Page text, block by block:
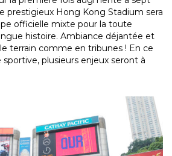
prestigieux Hong Kong Stadium sera
officielle mixte pour la toute
histoire. Ambiance déjantée et
terrain comme en tribunes ! En ce
plusieurs enjeux seront à